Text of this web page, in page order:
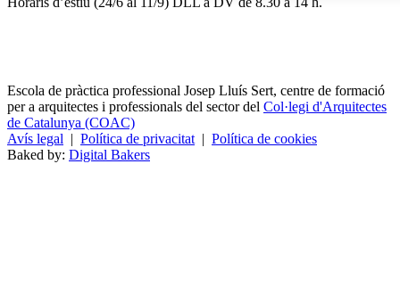
Escola de pràctica professional Josep Lluís Sert, centre de formació
per a arquitectes i professionals del sector del Col·legi d'Arquitectes
de Catalunya (COAC)
Avís legal | Política de privacitat| Política de cookies
Baked by: Digital Bakers